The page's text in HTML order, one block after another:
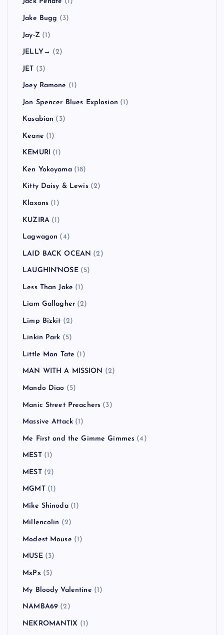
Jake Bugg (3)
Jay-Z(1)
JELLY→ (2)
JET (3)
Joey Ramone (1)
Jon Spencer Blues Explosion (1)
Kasabian (3)
Keane (1)
KEMURI (1)
Ken Yokoyama(18)
Kitty Daisy & Lewis(2)
Klaxons (1)
KUZIRA(1)
Lagwagon (4)
LAID BACK OCEAN (2)
LAUGHIN'NOSE(5)
Less Than Jake (1)
Liam Gallagher (2)
Limp Bizkit (2)
Linkin Park (5)
Little Man Tate (1)
MAN WITH A MISSION (2)
Mando Diao (5)
Manic Street Preachers (3)
Massive Attack (1)
Me First and the Gimme Gimmes (4)
MEST(1)
MEST(2)
MGMT(1)
Mike Shinoda(1)
Millencolin (2)
Modest Mouse (1)
MUSE(3)
MxPx(5)
My Bloody Valentine (1)
NAMBA69 (2)
NEKROMANTIX (1)